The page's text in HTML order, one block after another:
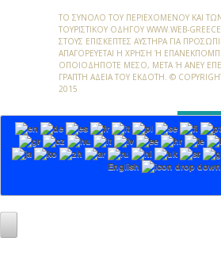
ΤΟ ΣΎΝΟΛΟ ΤΟΥ ΠΕΡΙΕΧΟΜΈΝΟΥ ΚΑΙ
ΤΟΥΡΙΣΤΙΚΟΎ ΟΔΗΓΟΎ WWW.WEB-
ΣΤΟΥΣ ΕΠΙΣΚΈΠΤΕΣ ΑΥΣΤΗΡΆ ΓΙΑ
ΑΠΑΓΟΡΕΎΕΤΑΙ Η ΧΡΉΣΗ Ή ΕΠΑΝΕΚΠΟΜΠΉ
ΠΟΙΟΔΉΠΟΤΕ ΜΈΣΟ, ΜΕΤΆ Ή ΆΝΕΥ
ΑΠΤΉ ΆΔΕΙΑ ΤΟΥ ΕΚΔΌΤΗ. © COPYRIGHT
15
English